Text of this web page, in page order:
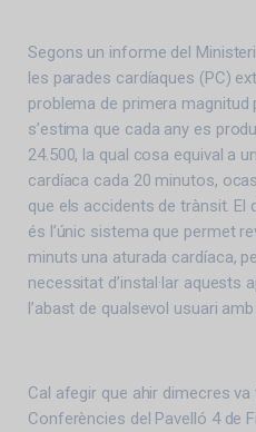
Segons un informe del
les parades cardíaques (PC)
problema de primera magnitud
s’estima que cada any es
24.500, la qual cosa equival a
cardíaca cada 20 minutos,
que els accidents de trànsit. El
és l’únic sistema que permet
minuts una aturada cardíaca,
necessitat d’instal·lar aquests
l’abast de qualsevol usuari
Cal afegir que ahir dimecres
Conferències del Pavelló 4 de